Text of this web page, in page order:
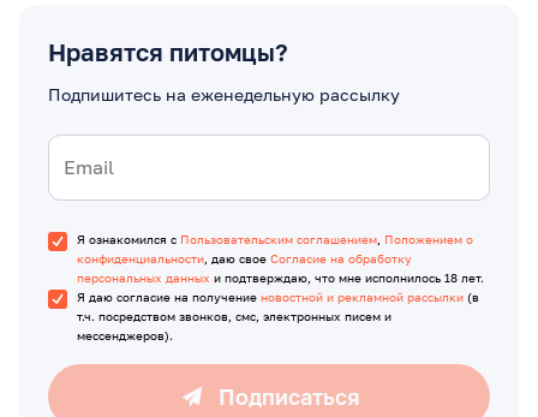
Нравятся питомцы?
Подпишитесь на еженедельную рассылку
Я ознакомился с Пользовательским соглашением, Положением о
конфиденциальности, даю свое Согласие на обработку
персональных данных и подтверждаю, что мне исполнилось 18 лет.
Я даю согласие на получение новостной и рекламной рассылки (в
т.ч. посредством звонков, смс, электронных писем и
мессенджеров).
Подписаться